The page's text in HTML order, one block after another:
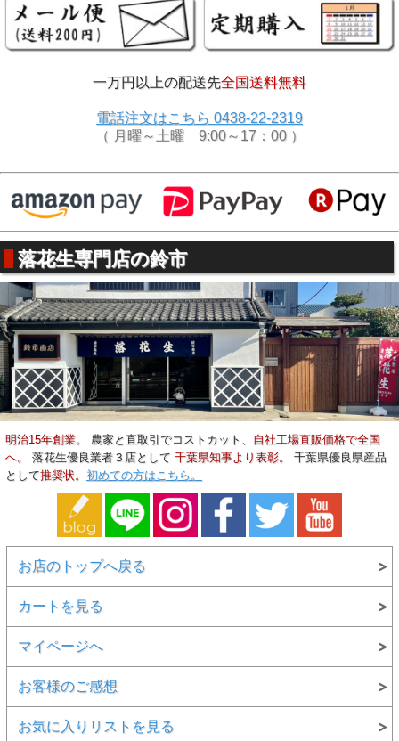
一万円以上の配送先全国送料無料
電話注文はこちら 0438-22-2319
（ 月曜～土曜 9:00～17：00 ）
落花生専門店の鈴市
明治15年創業。 農家と直取引でコストカット、 自社工場直販価格で全国
へ。
落花生優良業者３店として 千葉県知事より表彰。
千葉県優良県産品
として推奨状。 初めての方はこちら。
お店のトップへ戻る
カートを見る
マイページへ
お客様のご感想
お気に入りリストを見る